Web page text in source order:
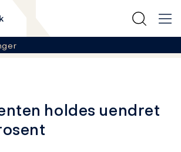
holdes uendret